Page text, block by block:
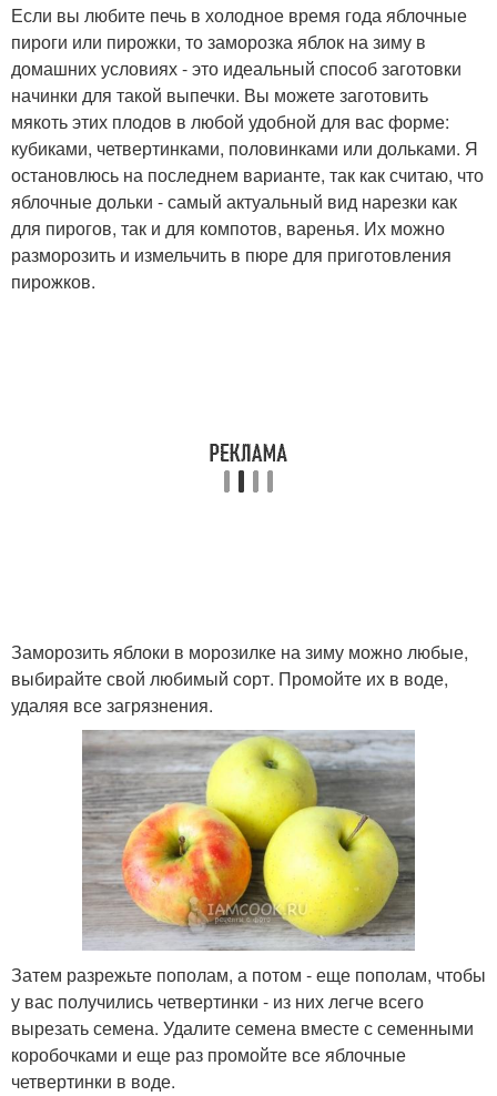
Если вы любите печь в холодное время года яблочные
пироги или пирожки, то заморозка яблок на зиму в
домашних условиях - это идеальный способ заготовки
начинки для такой выпечки. Вы можете заготовить
мякоть этих плодов в любой удобной для вас форме:
кубиками, четвертинками, половинками или дольками. Я
остановлюсь на последнем варианте, так как считаю, что
яблочные дольки - самый актуальный вид нарезки как
для пирогов, так и для компотов, варенья. Их можно
разморозить и измельчить в пюре для приготовления
пирожков.
Заморозить яблоки в морозилке на зиму можно любые,
выбирайте свой любимый сорт. Промойте их в воде,
удаляя все загрязнения.
Затем разрежьте пополам, а потом - еще пополам, чтобы
у вас получились четвертинки - из них легче всего
вырезать семена. Удалите семена вместе с семенными
коробочками и еще раз промойте все яблочные
четвертинки в воде.